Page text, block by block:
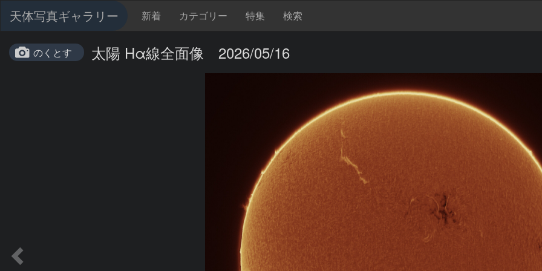
天体写真ギャラリー 新着 カテゴリー 特集 検索
のくとす 太陽 Hα線全面像 2026/05/16